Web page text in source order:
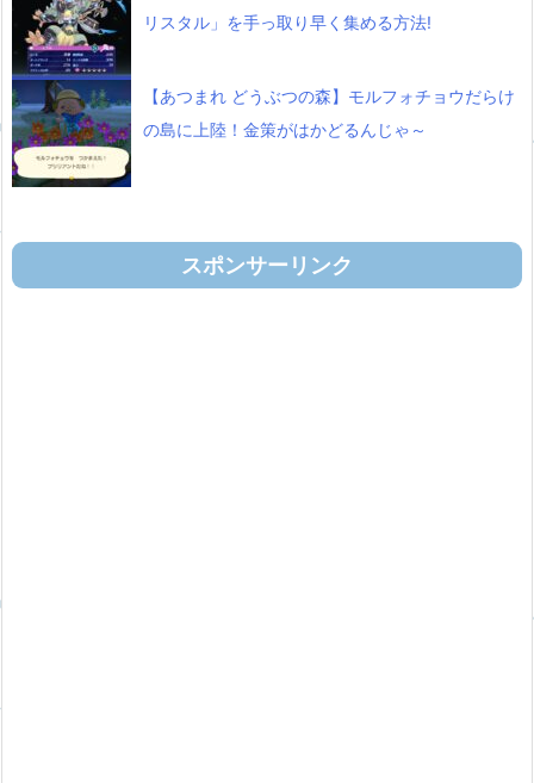
リスタル」を手っ取り早く集める方法!
【あつまれ どうぶつの森】モルフォチョウだらけ
の島に上陸！金策がはかどるんじゃ～
スポンサーリンク